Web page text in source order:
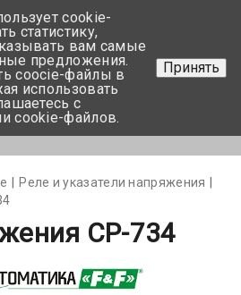
+375 17-350-99-56
+375 44-752-82-08
Задать вопрос
Реле и указатели напряжения
СР-734
cookie-
статистику,
вам самые
предложения.
coocie-файлы в
использовать
с
cookie-файлов.
Принять